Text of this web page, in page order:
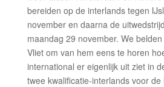
bereiden op de interlands tegen
november en daarna de
maandag 29 november. We
Vliet om van hem eens te horen
international er eigenlijk uit ziet in
twee kwalificatie-interlands voor de